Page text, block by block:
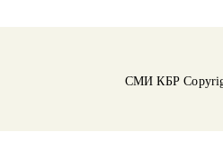
СМИ КБР